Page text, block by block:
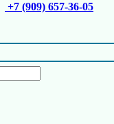
+7 (909) 657-36-05